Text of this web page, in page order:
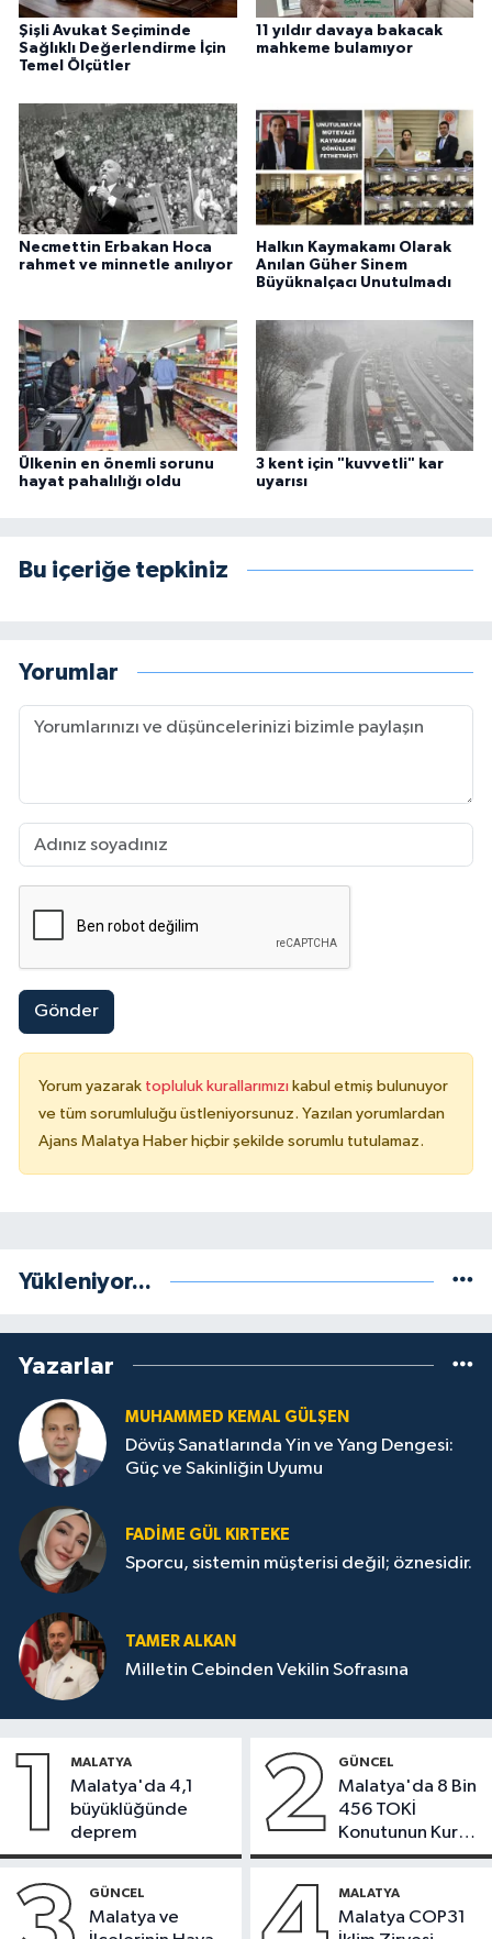
Şişli Avukat Seçiminde
Sağlıklı Değerlendirme İçin
Temel Ölçütler
11 yıldır davaya bakacak
mahkeme bulamıyor
Necmettin Erbakan Hoca
rahmet ve minnetle anılıyor
Halkın Kaymakamı Olarak
Anılan Güher Sinem
Büyüknalçacı Unutulmadı
Ülkenin en önemli sorunu
hayat pahalılığı oldu
3 kent için "kuvvetli" kar
uyarısı
Bu içeriğe tepkiniz
Yorumlar
Gönder
Yorum yazarak topluluk kurallarımızı kabul etmiş bulunuyor
ve tüm sorumluluğu üstleniyorsunuz. Yazılan yorumlardan
Ajans Malatya Haber hiçbir şekilde sorumlu tutulamaz.
Yükleniyor...
Yazarlar
MUHAMMED KEMAL GÜLŞEN
Dövüş Sanatlarında Yin ve Yang Dengesi:
Güç ve Sakinliğin Uyumu
FADIME GÜL KIRTEKE
Sporcu, sistemin müşterisi değil; öznesidir.
TAMER ALKAN
Milletin Cebinden Vekilin Sofrasına
1 MALATYA
Malatya'da 4,1
büyüklüğünde
deprem
2 GÜNCEL
Malatya'da 8 Bin
456 TOKİ
Konutunun Kurası
Bugün Çekiliyor
GÜNCEL
Malatya ve
MALATYA
Malatya COP31